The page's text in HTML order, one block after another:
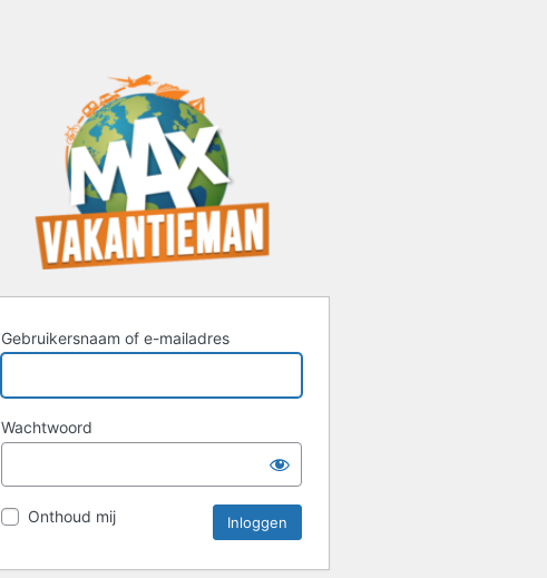
Gebruikersnaam of e-mailadres
Wachtwoord
Onthoud mij